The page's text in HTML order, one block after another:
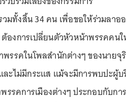
ทั้งสิ้น 34 คน เพื่อขอให้ร่วมลาอ
องการเปลี่ยนตัวหัวหน้าพรรคคน
รรคในโพลสำนักต่างๆ ของนายจุ
ไม่มีกระแส แม้จะมีการพบปะผู้บ
รคการเมืองต่างๆ ประกอบกับกา